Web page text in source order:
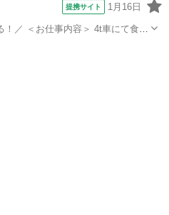
提携サイト 1月16日
て食品